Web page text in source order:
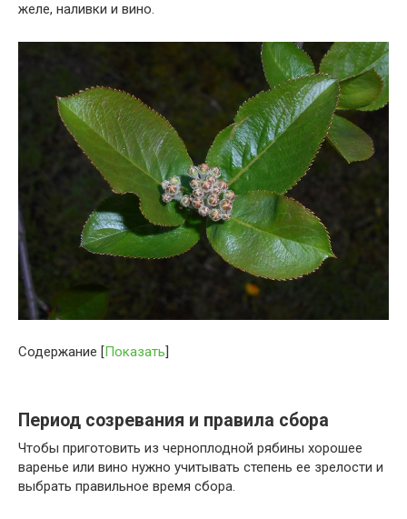
желе, наливки и вино.
Содержание [Показать]
Период созревания и правила сбора
Чтобы приготовить из черноплодной рябины хорошее
варенье или вино нужно учитывать степень ее зрелости и
выбрать правильное время сбора.